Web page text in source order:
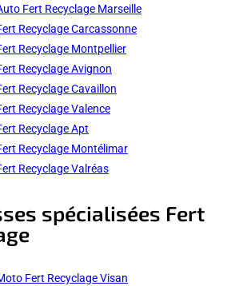
Fert Recyclage Marseille
Recyclage Carcassonne
Recyclage Montpellier
Recyclage Avignon
Recyclage Cavaillon
Recyclage Valence
Recyclage Apt
Recyclage Montélimar
Recyclage Valréas
spécialisées Fert
Fert Recyclage Visan